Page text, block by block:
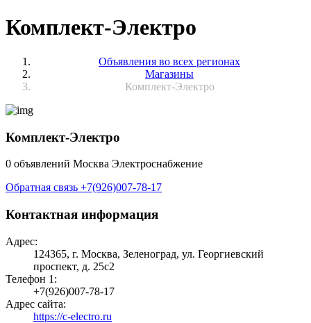
Комплект-Электро
Объявления во всех регионах
Магазины
Комплект-Электро
Комплект-Электро
0 объявлений Москва Электроснабжение
Обратная связь +7(926)007-78-17
Контактная информация
Адрес:
124365, г. Москва, Зеленоград, ул. Георгиевский
проспект, д. 25с2
Телефон 1:
+7(926)007-78-17
Адрес сайта:
https://c-electro.ru